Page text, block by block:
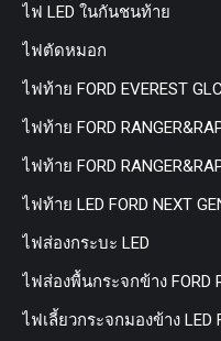
ไฟ LED ในกันชนท้าย
ไฟตัดหมอก
ไฟท้าย FORD EVEREST
ไฟท้าย FORD
ไฟท้าย FORD
ไฟท้าย LED FORD NEXT
ไฟส่องกระบะ LED
ไฟส่องพื้นกระจกข้าง FORD
ไฟเลี้ยวกระจกมองข้าง LED